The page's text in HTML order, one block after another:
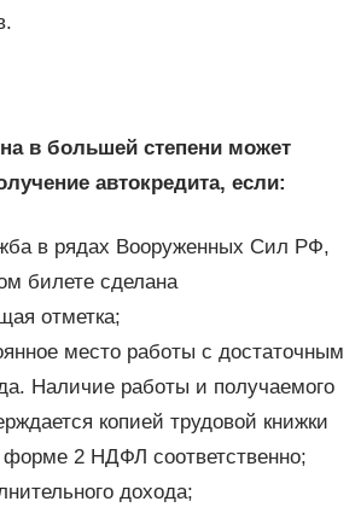
в большей степени может
автокредита, если:
в рядах Вооруженных Сил РФ,
билете сделана
отметка;
место работы с достаточным
Наличие работы и получаемого
копией трудовой книжки
форме 2 НДФЛ соответственно;
дохода;